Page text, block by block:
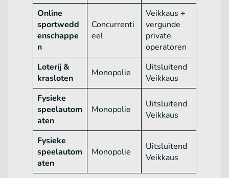
Online
sportwedd
enschappe
n
Concurrenti
eel
Veikkaus +
vergunde
private
operatoren
Loterij &
krasloten
Monopolie
Uitsluitend
Veikkaus
Fysieke
speelautom
aten
Monopolie
Uitsluitend
Veikkaus
Fysieke
speelautom
aten
Monopolie
Uitsluitend
Veikkaus